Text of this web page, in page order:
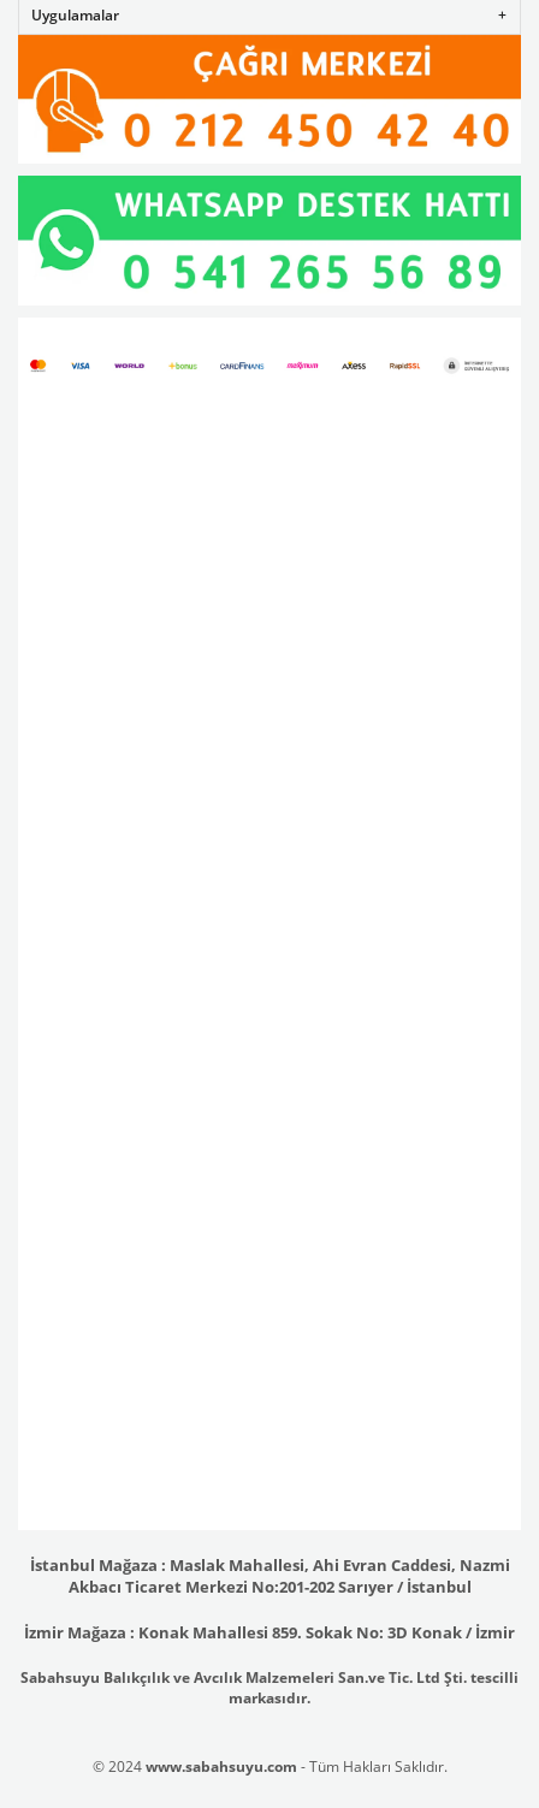
Uygulamalar
İstanbul Mağaza : Maslak Mahallesi, Ahi Evran Caddesi, Nazmi
Akbacı Ticaret Merkezi No:201-202 Sarıyer / İstanbul
İzmir Mağaza : Konak Mahallesi 859. Sokak No: 3D Konak / İzmir
Sabahsuyu Balıkçılık ve Avcılık Malzemeleri San.ve Tic. Ltd Şti. tescilli
markasıdır.
© 2024www.sabahsuyu.com - Tüm Hakları Saklıdır.